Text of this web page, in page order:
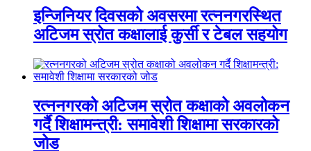
इन्जिनियर दिवसको अवसरमा रत्ननगरस्थित
अटिजम स्रोत कक्षालाई कुर्सी र टेबल सहयोग
रत्ननगरको अटिजम स्रोत कक्षाको अवलोकन
गर्दै शिक्षामन्त्री: समावेशी शिक्षामा सरकारको
जोड